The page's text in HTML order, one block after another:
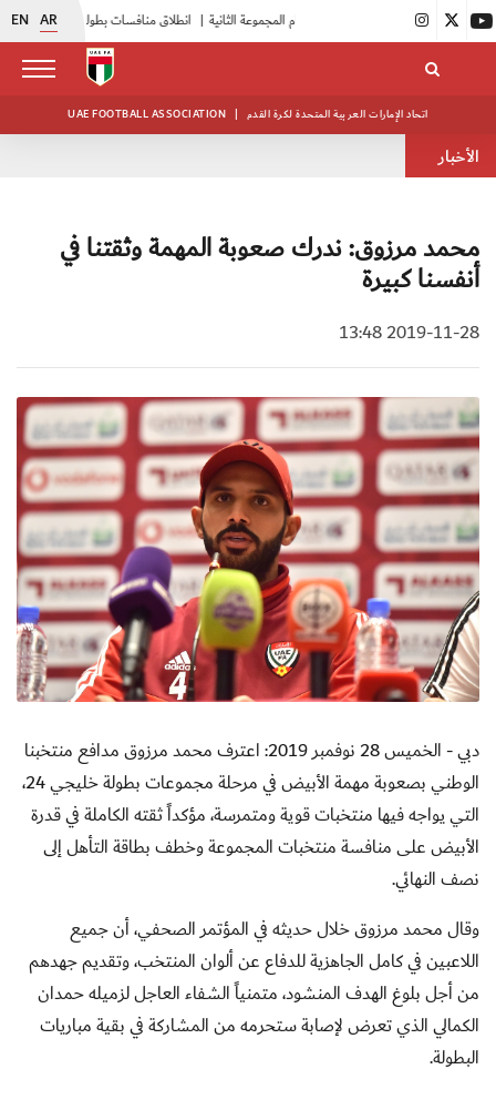
EN AR انطلاق منافسات بطولة النخبة لحرس الرئاسة | بدء فعاليات معسكر حكام المجموعة الثانية |
UAE FOOTBALL ASSOCIATION | اتحاد الإمارات العربية المتحدة لكرة القدم
الأخبار
محمد مرزوق: ندرك صعوبة المهمة وثقتنا في
أنفسنا كبيرة
2019-11-28 13:48
دبي - الخميس 28 نوفمبر 2019: اعترف محمدمرزوقمدافعمنتخبنا
الوطنيبصعوبةمهمةالأبيضفيمرحلةمجموعاتبطولةخليجي
التييواجهفيها منتخباتقويةومتمرسة،مؤكداًثقتهالكاملةفيقدرة
الأبيضعلىمنافسةمنتخباتالمجموعةوخطفبطاقةالتأهلإلى
نصفالنهائي.
وقالمحمدمرزوقخلالحديثهفيالمؤتمرالصحفي،أنجميع
اللاعبينفيكاملالجاهزيةللدفاععنألوانالمنتخب،وتقديمجهدهم
منأجلبلوغالهدفالمنشود،متمنياًالشفاءالعاجللزميلهحمدان
الكماليالذيتعرضلإصابةستحرمهمنالمشاركةفيبقيةمباريات
البطولة.